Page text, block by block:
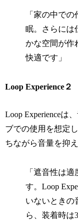
「家の中で
眠。さらには
かな空間が作
快適です」
Loop Experience２
Loop Experienceは
ブでの使用を想定
ちながら音量を抑
「遮音性は
す。Loop
いないときの
ら、装着時は